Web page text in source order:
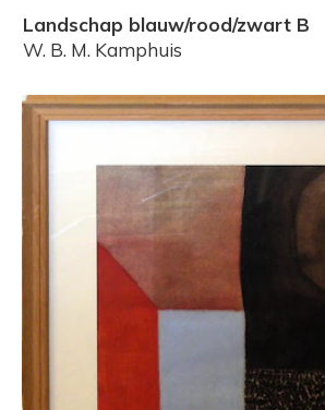
Landschap blauw/rood/zwart B
W. B. M. Kamphuis